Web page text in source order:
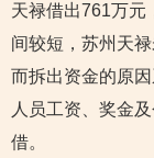
天禄借出761万元
间较短，苏州天
而拆出资金的原
人员工资、奖金
借。